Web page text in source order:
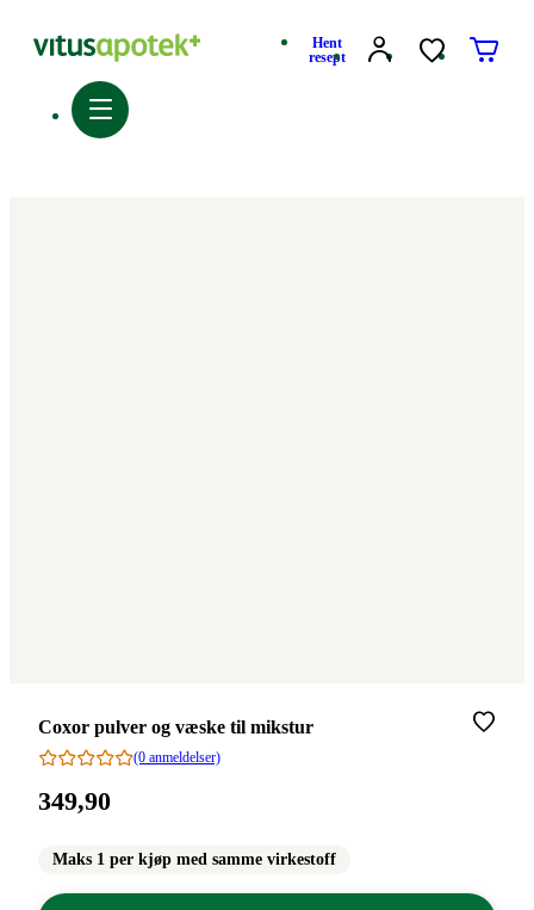
Hent
resept
Merke:
Coxor pulver og væske til mikstur
(0 anmeldelser)
Pris:
kroner.
349,90
Maks 1 per kjøp med samme virkestoff